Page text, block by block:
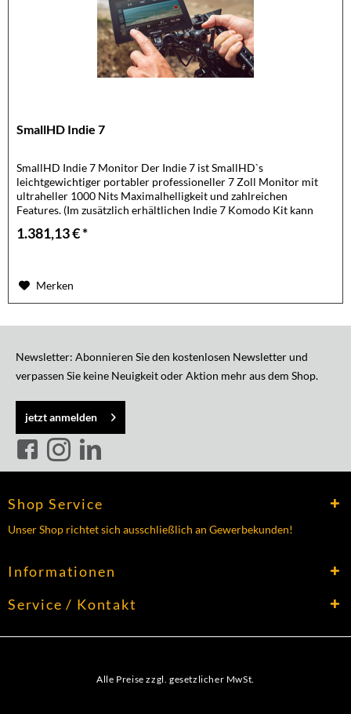
SmallHD Indie 7
SmallHD Indie 7 Monitor Der Indie 7 ist SmallHD`s
leichtgewichtiger portabler professioneller 7 Zoll Monitor mit
ultraheller 1000 Nits Maximalhelligkeit und zahlreichen
Features. (Im zusätzlich erhältlichen Indie 7 Komodo Kit kann
1.381,13 € *
Merken
Newsletter: Abonnieren Sie den kostenlosen Newsletter und
verpassen Sie keine Neuigkeit oder Aktion mehr aus dem Shop.
jetzt anmelden
Shop Service
Unser Shop richtet sich ausschließlich an Gewerbekunden!
Informationen
Service / Kontakt
Alle Preise zzgl. gesetzlicher MwSt.